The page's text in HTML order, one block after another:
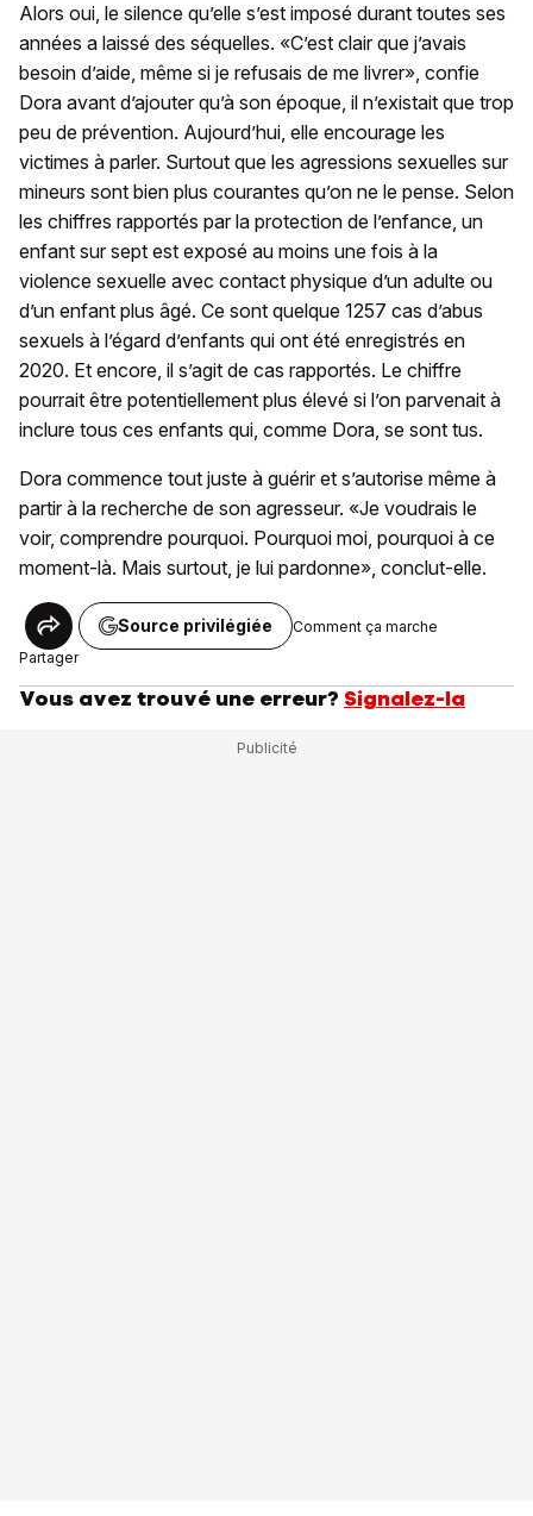
Alors oui, le silence qu’elle s’est imposé durant toutes ses
années a laissé des séquelles. «C’est clair que j’avais
besoin d’aide, même si je refusais de me livrer», confie
Dora avant d’ajouter qu’à son époque, il n’existait que trop
peu de prévention. Aujourd’hui, elle encourage les
victimes à parler. Surtout que les agressions sexuelles sur
mineurs sont bien plus courantes qu’on ne le pense. Selon
les chiffres rapportés par la protection de l’enfance, un
enfant sur sept est exposé au moins une fois à la
violence sexuelle avec contact physique d’un adulte ou
d’un enfant plus âgé. Ce sont quelque 1257 cas d’abus
sexuels à l’égard d’enfants qui ont été enregistrés en
2020. Et encore, il s’agit de cas rapportés. Le chiffre
pourrait être potentiellement plus élevé si l’on parvenait à
inclure tous ces enfants qui, comme Dora, se sont tus.
Dora commence tout juste à guérir et s’autorise même à
partir à la recherche de son agresseur. «Je voudrais le
voir, comprendre pourquoi. Pourquoi moi, pourquoi à ce
moment-là. Mais surtout, je lui pardonne», conclut-elle.
Partager
Source privilégiée Comment ça marche
Vous avez trouvé une erreur? Signalez-la